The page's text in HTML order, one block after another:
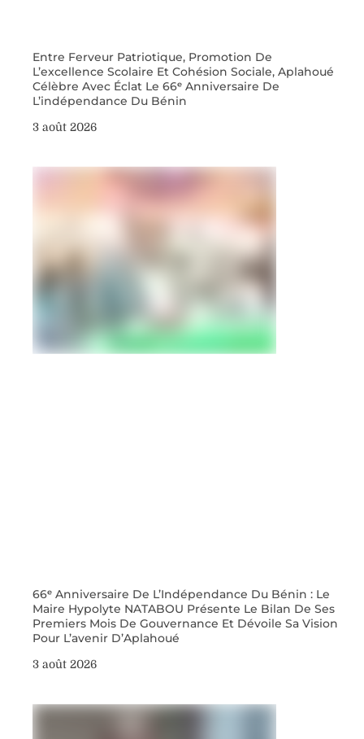
Entre Ferveur Patriotique, Promotion De
L’excellence Scolaire Et Cohésion Sociale, Aplahoué
Célèbre Avec Éclat Le 66ᵉ Anniversaire De
L’indépendance Du Bénin
3 août 2026
66ᵉ Anniversaire De L’Indépendance Du Bénin : Le
Maire Hypolyte NATABOU Présente Le Bilan De Ses
Premiers Mois De Gouvernance Et Dévoile Sa Vision
Pour L’avenir D’Aplahoué
3 août 2026